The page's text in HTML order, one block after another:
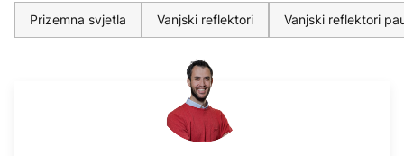
Prizemna svjetla Vanjski reflektori Vanjski reflektori